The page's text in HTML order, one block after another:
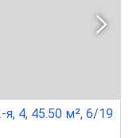
4, 45.50 м², 6/19